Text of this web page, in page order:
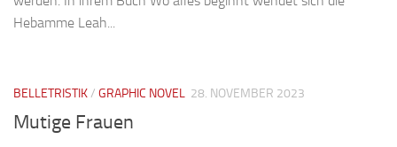
Hebamme Leah...
BELLETRISTIK/ GRAPHIC NOVEL 28. NOVEMBER 2023
Mutige Frauen